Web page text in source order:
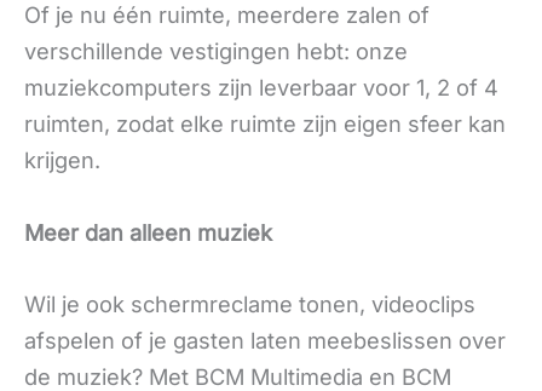
Of je nu één ruimte, meerdere zalen of
verschillende vestigingen hebt: onze
muziekcomputers zijn leverbaar voor 1, 2 of 4
ruimten, zodat elke ruimte zijn eigen sfeer kan
krijgen.
Meer dan alleen muziek
Wil je ook schermreclame tonen, videoclips
afspelen of je gasten laten meebeslissen over
de muziek? Met BCM Multimedia en BCM